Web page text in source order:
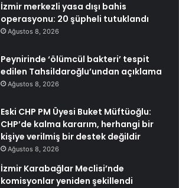
İzmir merkezli yasa dışı bahis
operasyonu: 20 şüpheli tutuklandı
Ağustos 8, 2026
Peynirinde ‘ölümcül bakteri’ tespit
edilen Tahsildaroğlu’undan açıklama
Ağustos 8, 2026
Eski CHP PM Üyesi Buket Müftüoğlu:
CHP’de kalma kararım, herhangi bir
kişiye verilmiş bir destek değildir
Ağustos 8, 2026
İzmir Karabağlar Meclisi’nde
komisyonlar yeniden şekillendi